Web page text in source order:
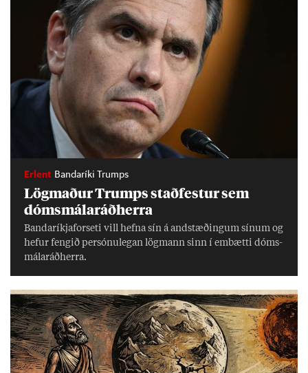
Erlent Bandaríki Trumps
Lög­mað­ur Trumps stað­fest­ur sem
dóms­mála­ráð­herra
Banda­ríkja­for­seti vill hefna sín á and­stæð­ing­um sín­um og
hef­ur feng­ið per­sónu­leg­an lög­mann sinn í embætti dóms­
mála­ráð­herra.